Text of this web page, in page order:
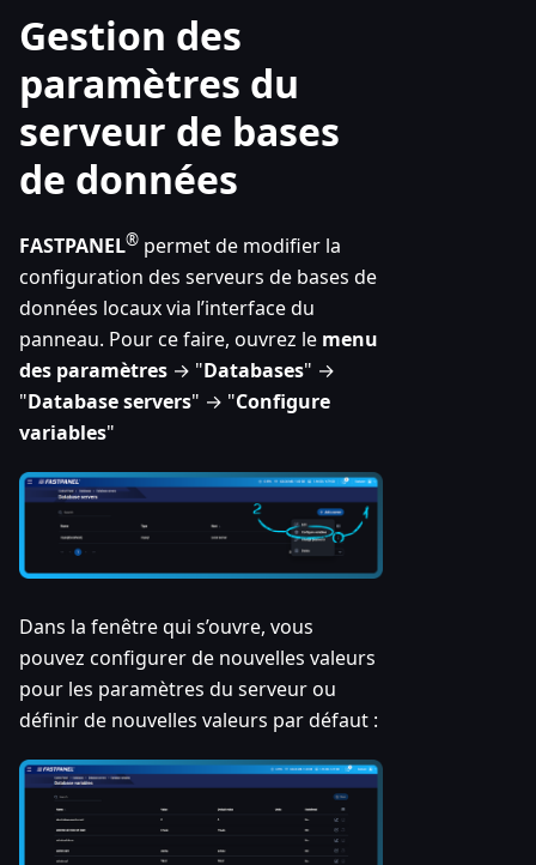
Gestion des
paramètres du
serveur de bases
de données
FASTPANEL® permet de modifier la
configuration des serveurs de bases de
données locaux via l’interface du
panneau. Pour ce faire, ouvrez le menu
des paramètres → "Databases" →
"Database servers" → "Configure
variables"
Dans la fenêtre qui s’ouvre, vous
pouvez configurer de nouvelles valeurs
pour les paramètres du serveur ou
définir de nouvelles valeurs par défaut :